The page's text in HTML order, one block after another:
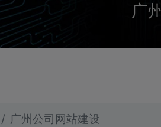
广
广州公司网站建设